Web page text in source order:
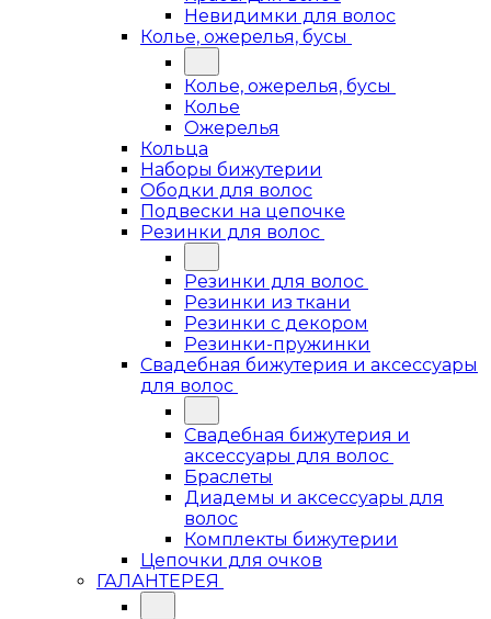
Невидимки для волос
Колье, ожерелья, бусы
Колье, ожерелья, бусы
Колье
Ожерелья
Кольца
Наборы бижутерии
Ободки для волос
Подвески на цепочке
Резинки для волос
Резинки для волос
Резинки из ткани
Резинки с декором
Резинки-пружинки
Свадебная бижутерия и аксессуары
для волос
Свадебная бижутерия и
аксессуары для волос
Браслеты
Диадемы и аксессуары для
волос
Комплекты бижутерии
Цепочки для очков
ГАЛАНТЕРЕЯ